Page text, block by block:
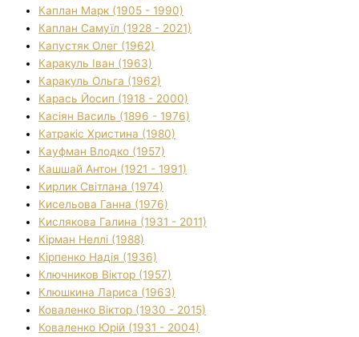
Каплан Марк (1905 - 1990)
Каплан Самуїл (1928 - 2021)
Капустяк Олег (1962)
Каракуль Іван (1963)
Каракуль Ольга (1962)
Карась Йосип (1918 - 2000)
Касіян Василь (1896 - 1976)
Катракіс Христина (1980)
Кауфман Влодко (1957)
Кашшай Антон (1921 - 1991)
Кирлик Світлана (1974)
Кисельова Ганна (1976)
Кислякова Галина (1931 - 2011)
Кірман Неллі (1988)
Кірпенко Надія (1936)
Ключников Віктор (1957)
Клюшкина Лариса (1963)
Коваленко Віктор (1930 - 2015)
Коваленко Юрій (1931 - 2004)